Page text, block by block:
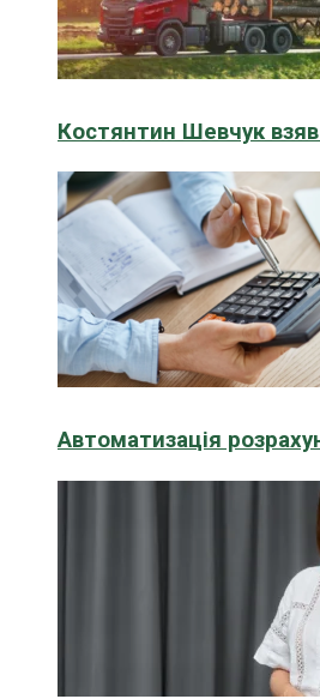
Костянтин Шевчук
Автоматизація